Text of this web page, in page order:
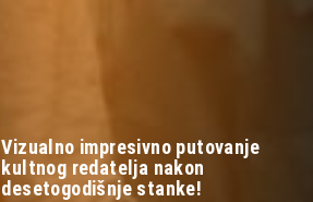
Vizualno impresivno putovanje
kultnog redatelja nakon
desetogodišnje stanke!